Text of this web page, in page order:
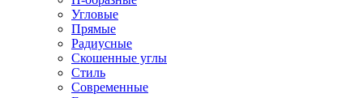
Угловые
Прямые
Радиусные
Скошенные углы
Стиль
Современные